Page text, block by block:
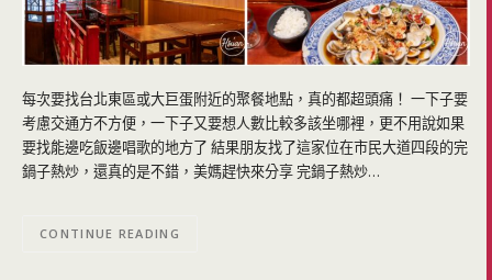
每次要找台北東區或大巨蛋附近的聚餐地點，真的都超頭痛！ 一下子要
考慮交通方不方便，一下子又要想人數比較多該坐哪裡，更不用說如果
要找能邊吃飯邊唱歌的地方了 結果朋友找了這家位在市民大道四段的完
鍋子熱炒，還真的是不錯，美媽趕快來分享 完鍋子熱炒…
CONTINUE READING